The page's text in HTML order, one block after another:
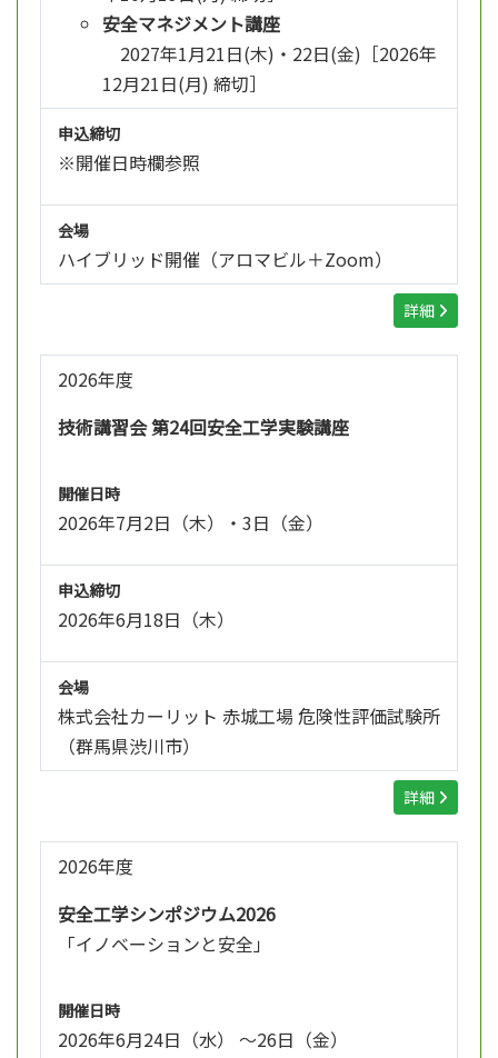
安全マネジメント講座
2027年1月21日(木)・22日(金)［2026年
12月21日(月) 締切］
申込締切
※開催日時欄参照
会場
ハイブリッド開催（アロマビル＋Zoom）
詳細
2026年度
技術講習会 第24回安全工学実験講座
開催日時
2026年7月2日（木）・3日（金）
申込締切
2026年6月18日（木）
会場
株式会社カーリット 赤城工場 危険性評価試験所
（群馬県渋川市）
詳細
2026年度
安全工学シンポジウム2026
「イノベーションと安全」
開催日時
2026年6月24日（水） ～26日（金）